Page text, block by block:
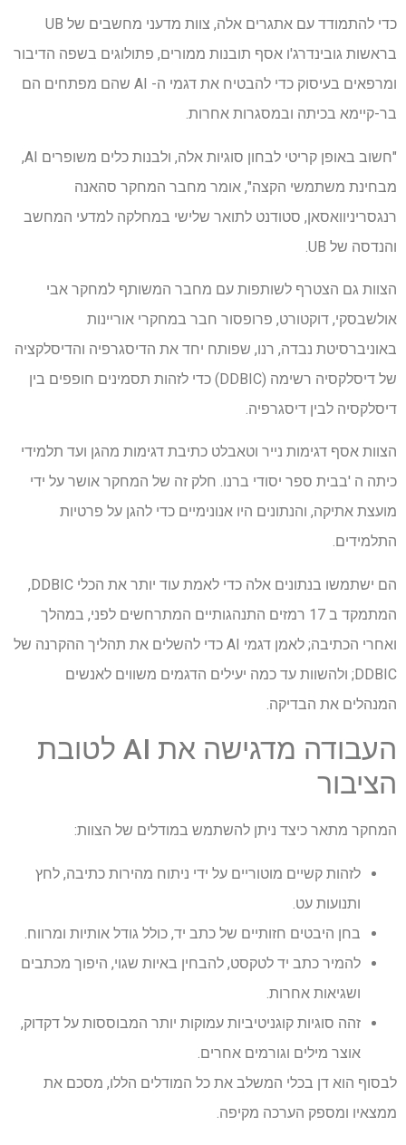
כדי להתמודד עם אתגרים אלה, צוות מדעני מחשבים של UB
בראשות גובינדרג'ו אסף תובנות ממורים, פתולוגים בשפה הדיבור
ומרפאים בעיסוק כדי להבטיח את דגמי ה- AI שהם מפתחים הם
בר-קיימא בכיתה ובמסגרות אחרות.
"חשוב באופן קריטי לבחון סוגיות אלה, ולבנות כלים משופרים AI,
מבחינת משתמשי הקצה", אומר מחבר המחקר סהאנה
רנגסריניוואסאן, סטודנט לתואר שלישי במחלקה למדעי המחשב
והנדסה של UB.
הצוות גם הצטרף לשותפות עם מחבר המשותף למחקר אבי
אולשבסקי, דוקטורט, פרופסור חבר במחקרי אוריינות
באוניברסיטת נבדה, רנו, שפותח יחד את הדיסגרפיה והדיסלקציה
של דיסלקסיה רשימה (DDBIC) כדי לזהות תסמינים חופפים בין
דיסלקסיה לבין דיסגרפיה.
הצוות אסף דגימות נייר וטאבלט כתיבת דגימות מהגן ועד תלמידי
כיתה ה 'בבית ספר יסודי ברנו. חלק זה של המחקר אושר על ידי
מועצת אתיקה, והנתונים היו אנונימיים כדי להגן על פרטיות
התלמידים.
הם ישתמשו בנתונים אלה כדי לאמת עוד יותר את הכלי DDBIC,
המתמקד ב 17 רמזים התנהגותיים המתרחשים לפני, במהלך
ואחרי הכתיבה; לאמן דגמי AI כדי להשלים את תהליך ההקרנה של
DDBIC; ולהשוות עד כמה יעילים הדגמים משווים לאנשים
המנהלים את הבדיקה.
העבודה מדגישה את AI לטובת
הציבור
המחקר מתאר כיצד ניתן להשתמש במודלים של הצוות:
לזהות קשיים מוטוריים על ידי ניתוח מהירות כתיבה, לחץ
ותנועות עט.
בחן היבטים חזותיים של כתב יד, כולל גודל אותיות ומרווח.
להמיר כתב יד לטקסט, להבחין באיות שגוי, היפוך מכתבים
ושגיאות אחרות.
זהה סוגיות קוגניטיביות עמוקות יותר המבוססות על דקדוק,
אוצר מילים וגורמים אחרים.
לבסוף הוא דן בכלי המשלב את כל המודלים הללו, מסכם את
ממצאיו ומספק הערכה מקיפה.